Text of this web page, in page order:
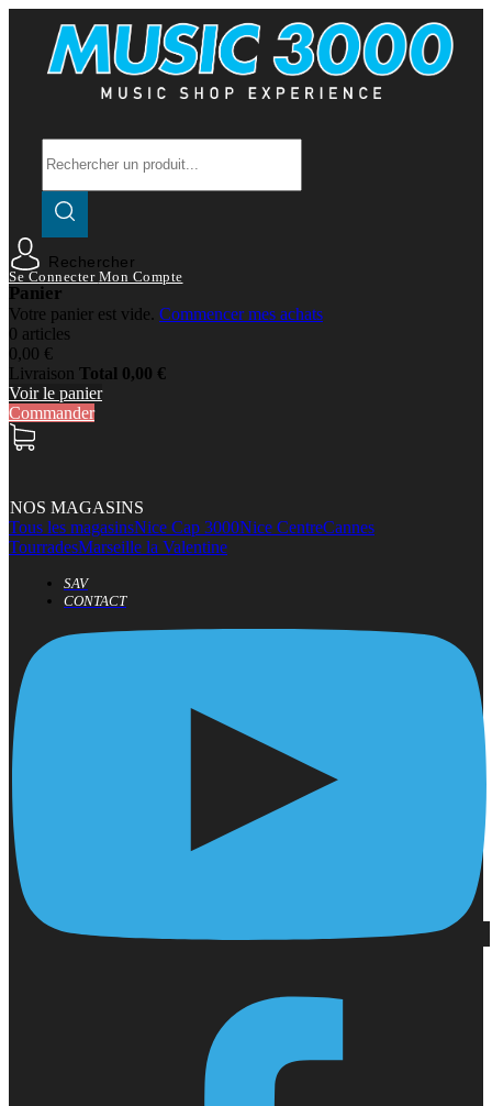
Rechercher
Se Connecter Mon Compte
Panier
Votre panier est vide. Commencer mes achats
0 articles
0,00 €
Livraison Total 0,00 €
Voir le panier
Commander
NOS MAGASINS
Tous les magasinsNice Cap 3000Nice CentreCannes
TourradesMarseille la Valentine
SAV
CONTACT